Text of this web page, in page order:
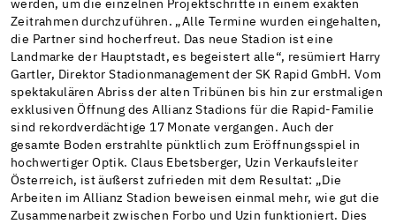
werden, um die einzelnen Projektschritte in einem exakten
Zeitrahmen durchzuführen. „Alle Termine wurden eingehalten,
die Partner sind hocherfreut. Das neue Stadion ist eine
Landmarke der Hauptstadt, es begeistert alle“, resümiert Harry
Gartler, Direktor Stadionmanagement der SK Rapid GmbH. Vom
spektakulären Abriss der alten Tribünen bis hin zur erstmaligen
exklusiven Öffnung des Allianz Stadions für die Rapid-Familie
sind rekordverdächtige 17 Monate vergangen. Auch der
gesamte Boden erstrahlte pünktlich zum Eröffnungsspiel in
hochwertiger Optik. Claus Ebetsberger, Uzin Verkaufsleiter
Österreich, ist äußerst zufrieden mit dem Resultat: „Die
Arbeiten im Allianz Stadion beweisen einmal mehr, wie gut die
Zusammenarbeit zwischen Forbo und Uzin funktioniert. Dies